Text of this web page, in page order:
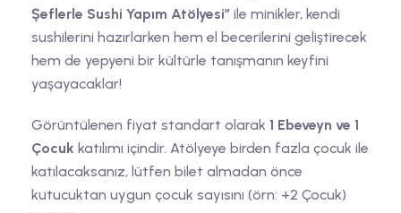
Şeflerle Sushi Yapım Atölyesi” ile minikler, kendi
sushilerini hazırlarken hem el becerilerini geliştirecek
hem de yepyeni bir kültürle tanışmanın keyfini
yaşayacaklar!
Görüntülenen fiyat standart olarak 1 Ebeveyn ve 1
Çocuk katılımı içindir. Atölyeye birden fazla çocuk ile
katılacaksanız, lütfen bilet almadan önce
kutucuktan uygun çocuk sayısını (örn: +2 Çocuk)